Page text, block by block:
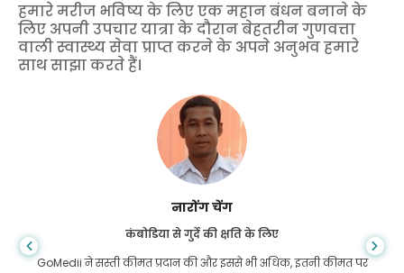
हमारे मरीज भविष्य के लिए एक महान बंधन बनाने के
लिए अपनी उपचार यात्रा के दौरान बेहतरीन गुणवत्ता
वाली स्वास्थ्य सेवा प्राप्त करने के अपने अनुभव हमारे
साथ साझा करते हैं।
शांधा दास
गैस्ट्रोएंटरोलॉजी के लिए बांग्लादेश से
मैंने अपने बेटे और गोमेडी की शानदार टीम को धन्यवाद दिया है जिन्होंने